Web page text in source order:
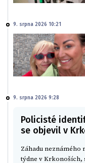
9. srpna 2026 10:21
9. srpna 2026 9:28
Policisté
se objevil v
Záhadu neznámého
týdne v Krkonoších,